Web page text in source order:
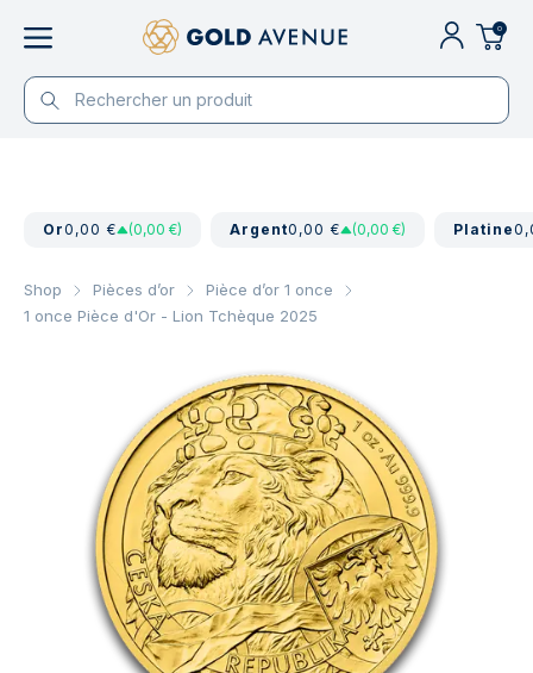
0
Or0,00 € (0,00 €) Argent0,00 € (0,00 €) Platine
Shop Pièces d’or
Pièce d’or 1 once
1 once Pièce d'Or - Lion Tchèque 2025